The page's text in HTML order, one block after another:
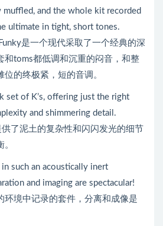
muffled, and the whole kit recorded
ultimate in tight, short tones.
是一个现代采取了一个经典的深
和toms都低调和沉重的闷音，和整
的终极紧，短的音调。
set of K’s, offering just the right
and shimmering detail.
了泥土的复杂性和闪闪发光的细节
such an acoustically inert
and imaging are spectacular!
环境中记录的套件，分离和成像是